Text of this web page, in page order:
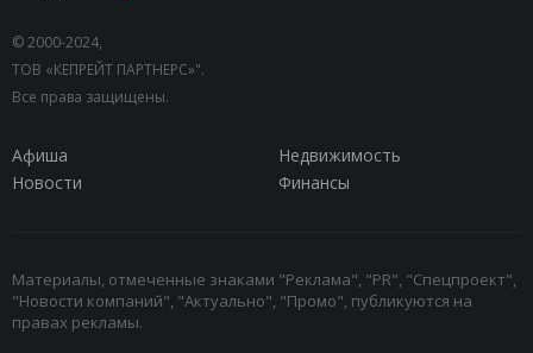
© 2000-2024,
ТОВ «КЕПРЕЙТ ПАРТНЕРС»".
Все права защищены.
Афиша
Недвижимость
Новости
Финансы
Материалы, отмеченные знаками "Реклама", "PR", "Спецпроект",
"Новости компаний", "Актуально", "Промо", публикуются на
правах рекламы.